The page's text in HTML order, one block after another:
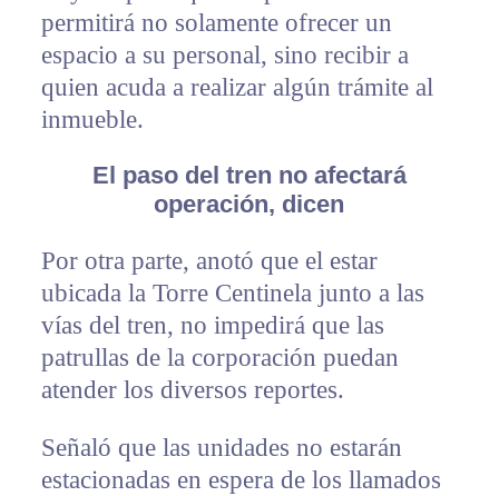
permitirá no solamente ofrecer un
espacio a su personal, sino recibir a
quien acuda a realizar algún trámite al
inmueble.
El paso del tren no afectará
operación, dicen
Por otra parte, anotó que el estar
ubicada la Torre Centinela junto a las
vías del tren, no impedirá que las
patrullas de la corporación puedan
atender los diversos reportes.
Señaló que las unidades no estarán
estacionadas en espera de los llamados